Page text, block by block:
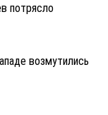
потрясло
возмутились